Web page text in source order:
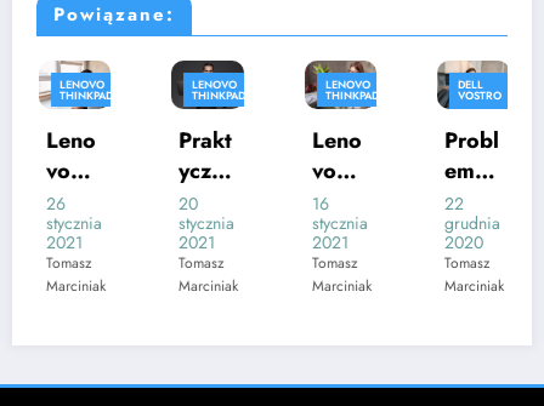
Powiązane:
LENOVO
THINKPAD
Leno
Think
Pad
T15g
Gen
kolej
na
stycznia
2021
Tomasz
Marciniak
LENOVO
THINKPAD
Prakt
yczny
note
book
bizne
sowy
vo
Think
stycznia
2021
Tomasz
Marciniak
LENOVO
THINKPAD
Leno
Think
Pad
L14
Gen
kolej
na
stycznia
2021
Tomasz
Marciniak
DELL
VOSTRO
Probl
emy
kartą
dźwi
ękow
co
robić
grudnia
2020
Tomasz
Marciniak